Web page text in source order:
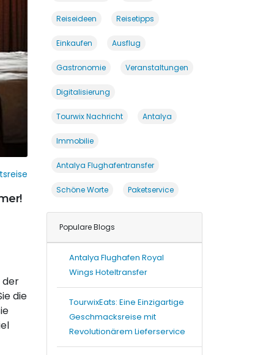
der
die
Reiseideen Reisetipps
Einkaufen Ausflug
Gastronomie Veranstaltungen
Digitalisierung
Tourwix Nachricht Antalya
Immobilie
Antalya Flughafentransfer
Schöne Worte Paketservice
Populare Blogs
Antalya Flughafen Royal
Wings Hoteltransfer
TourwixEats: Eine Einzigartige
Geschmacksreise mit
Revolutionärem Lieferservice